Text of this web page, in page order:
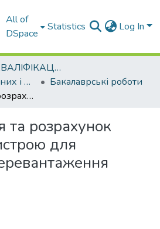
All of
DSpace
Statistics Log In
ВИПУСКНІ КВАЛІФІКАЦІЙНІ РОБОТИ
Кафедра будівельних і дорожніх машин
Бакалаврські роботи
Проєктування та розрахунок навісного пристрою для механізації перевантаження довгомірів
та розрахунок
для